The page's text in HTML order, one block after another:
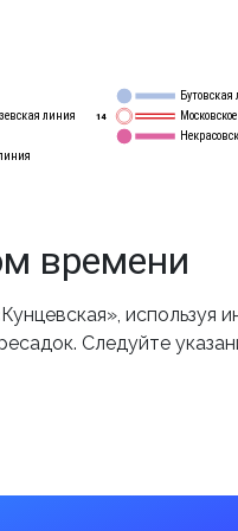
линия
Бутовская
14
времени
используя
Следуйте